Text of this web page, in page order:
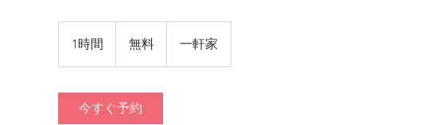
1時間
時
無料 一軒家
今すぐ予約